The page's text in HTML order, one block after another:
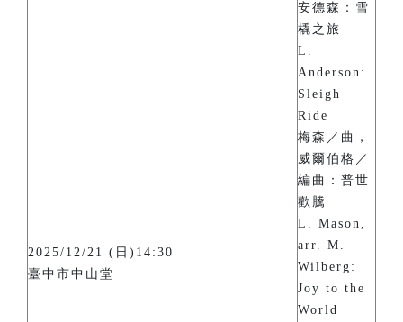
2025/12/21 (日)14:30
臺中市中山堂
安德森：雪
橇之旅
L.
Anderson:
Sleigh
Ride
梅森／曲，
威爾伯格／
編曲：普世
歡騰
L. Mason,
arr. M.
Wilberg:
Joy to the
World